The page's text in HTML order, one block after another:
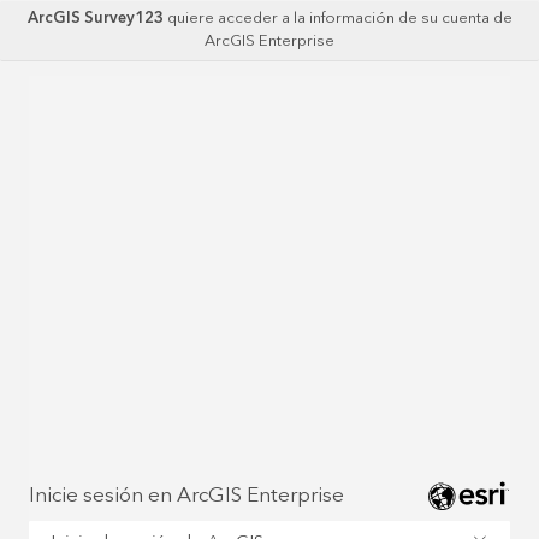
ArcGIS Survey123 quiere acceder a la información de su cuenta de
ArcGIS Enterprise
Inicie sesión en ArcGIS Enterprise